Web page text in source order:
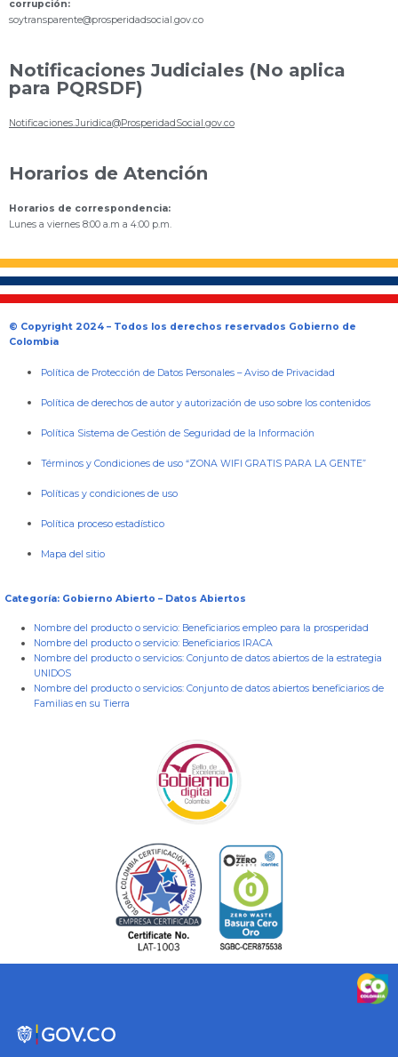
corrupción:
soytransparente@prosperidadsocial.gov.co
Notificaciones Judiciales (No aplica
para PQRSDF)
Notificaciones.Juridica@ProsperidadSocial.gov.co
Horarios de Atención
Horarios de correspondencia:
Lunes a viernes 8:00 a.m a 4:00 p.m.
© Copyright 2024 – Todos los derechos reservados Gobierno de
Colombia
Política de Protección de Datos Personales –Aviso de Privacidad
Política de derechos de autor y autorización de uso sobre los contenidos
Política Sistema de Gestión de Seguridad de la Información
Términos y Condiciones de uso “ZONA WIFI GRATIS PARA LA GENTE”
Políticas y condiciones de uso
Política proceso estadístico
Mapa del sitio
Categoría: Gobierno Abierto – Datos Abiertos
Nombre del producto o servicio: Beneficiarios empleo para la prosperidad
Nombre del producto o servicio: Beneficiarios IRACA
Nombre del producto o servicios: Conjunto de datos abiertos de la estrategia
UNIDOS
Nombre del producto o servicios: Conjunto de datos abiertos beneficiarios de
Familias en su Tierra